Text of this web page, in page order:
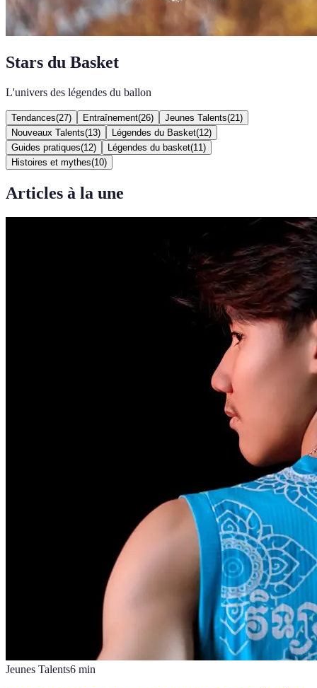
Stars du Basket
L'univers des légendes du ballon
Tendances(27) Entraînement(26) Jeunes Talents(21 )
Nouveaux Talents(13) Légendes du Basket(12)
Guides pratiques(12) Légendes du basket(11 )
Histoires et mythes(10)
Articles à la une
Jeunes Talents6 min